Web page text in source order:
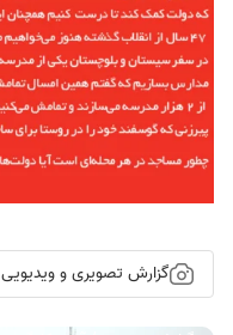
گزارش تصویری و ویدیویی